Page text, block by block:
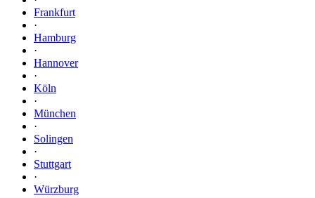
Frankfurt
·
Hamburg
·
Hannover
·
Köln
·
München
·
Solingen
·
Stuttgart
·
Würzburg